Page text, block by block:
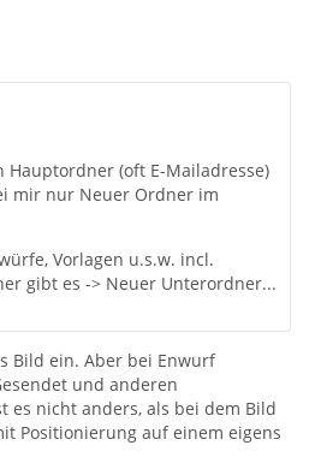
Hauptordner (oft E-Mailadresse)
mir nur Neuer Ordner im
Vorlagen u.s.w. incl.
gibt es -> Neuer Unterordner...
Bild ein. Aber bei Enwurf
und anderen
es nicht anders, als bei dem Bild
Positionierung auf einem eigens